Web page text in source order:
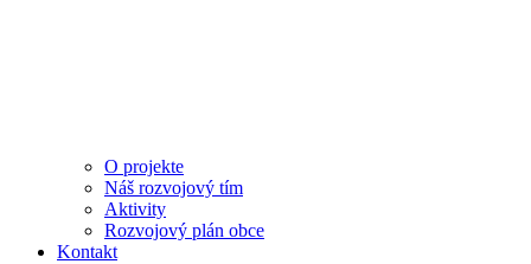
O projekte
Náš rozvojový tím
Aktivity
Rozvojový plán obce
Kontakt